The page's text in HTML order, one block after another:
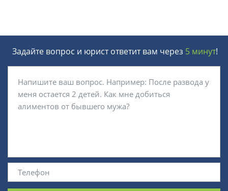
Задайте вопрос и юрист ответит вам через 5 минут!